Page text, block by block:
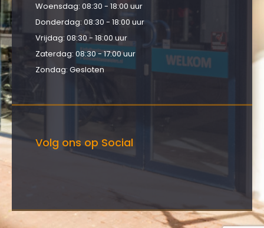
Woensdag: 08:30 - 18:00 uur
Donderdag: 08:30 - 18:00 uur
Vrijdag: 08:30 - 18:00 uur
Zaterdag: 08:30 - 17:00 uur
Zondag: Gesloten
Volg ons op Social